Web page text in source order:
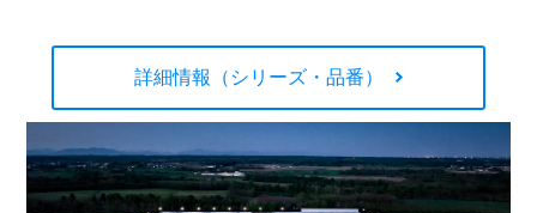
詳細情報（シリーズ・品番）